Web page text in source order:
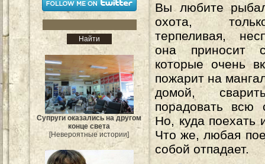
Супруги оказались на другом
конце света
[Невероятные истории]
Вы любите
охота,
терпеливая,
она приносит
которые очень
пожарит на
домой,
порадовать всю
Но, куда поехать
Что же, любая
собой отпадает.